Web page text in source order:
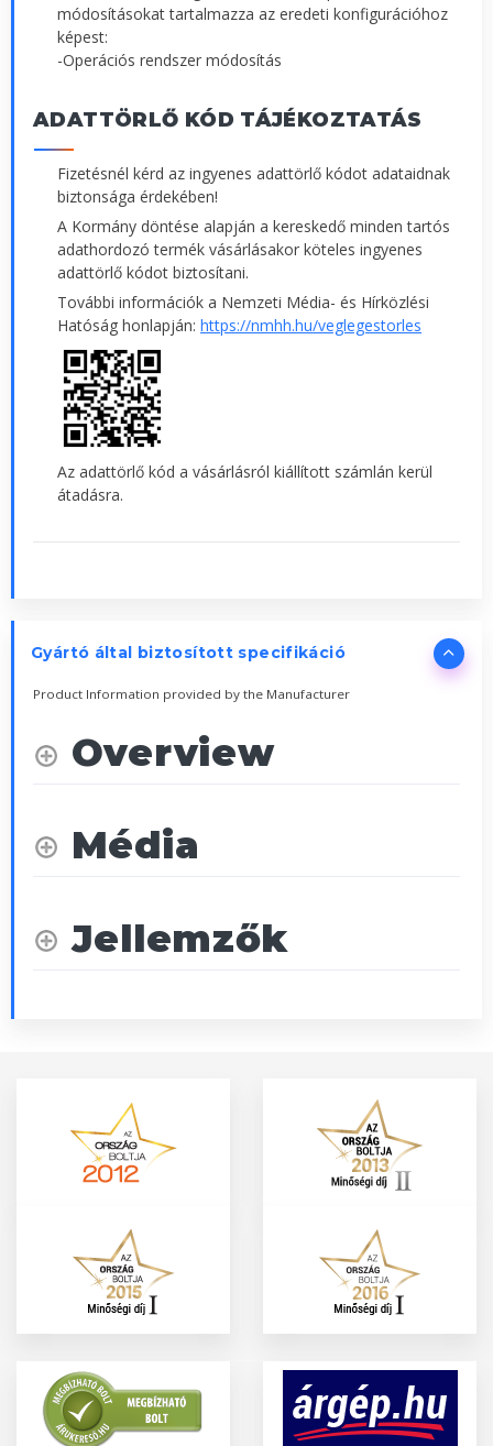
módosításokat tartalmazza az eredeti konfigurációhoz
képest:
-Operációs rendszer módosítás
ADATTÖRLŐ KÓD TÁJÉKOZTATÁS
Fizetésnél kérd az ingyenes adattörlő kódot adataidnak
biztonsága érdekében!
A Kormány döntése alapján a kereskedő minden tartós
adathordozó termék vásárlásakor köteles ingyenes
adattörlő kódot biztosítani.
További információk a Nemzeti Média- és Hírközlési
Hatóság honlapján: https://nmhh.hu/veglegestorles
Az adattörlő kód a vásárlásról kiállított számlán kerül
átadásra.
Gyártó által biztosított specifikáció
Product Information provided by the Manufacturer
Overview
Média
Jellemzők